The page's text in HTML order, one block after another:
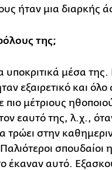
ήταν μια διαρκής
της;
υποκριτικά μέσα
εξαιρετικό και
πιο μέτριους
εαυτό της, λ.χ.,
τρώει στην
σπουδαίοι
έκαναν αυτό.